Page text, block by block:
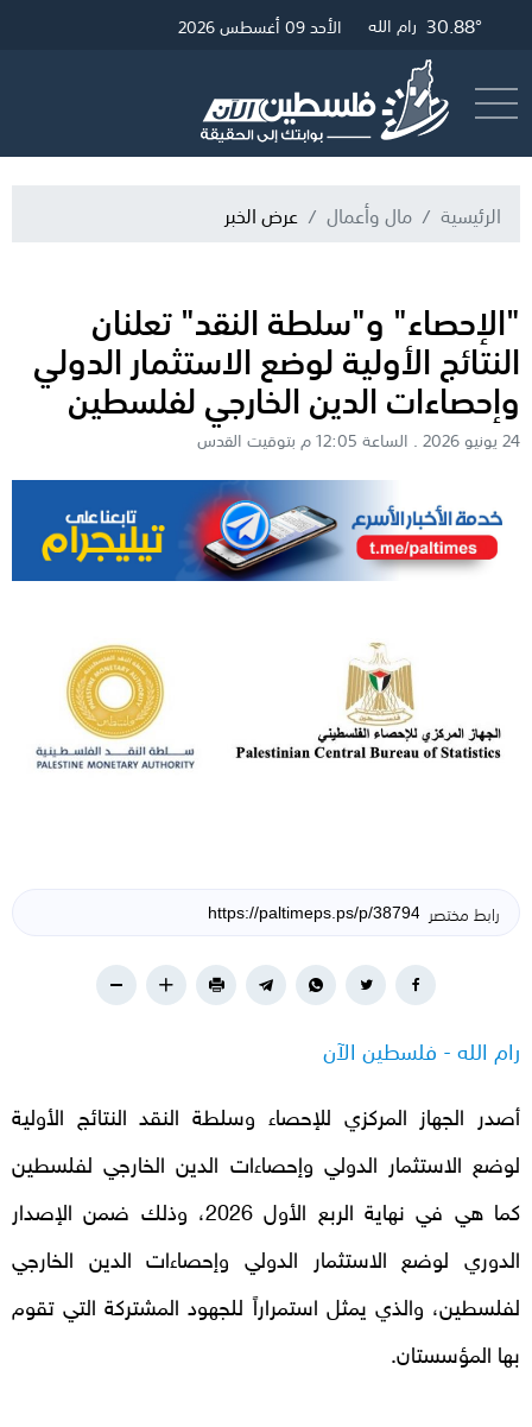
33.25° غزة 31.12° القدس 30.88° رام الله 29.97° الخليل الأحد 09 أغسطس 2026
الرئيسية مال وأعمال عرض الخبر
"الإحصاء" و"سلطة النقد" تعلنان
النتائج الأولية لوضع الاستثمار الدولي
وإحصاءات الدين الخارجي لفلسطين
24 يونيو 2026 . الساعة 12:05 م بتوقيت القدس
رابط مختصر
رام الله - فلسطين الآن
أصدر الجهاز المركزي للإحصاء وسلطة النقد النتائج الأولية
لوضع الاستثمار الدولي وإحصاءات الدين الخارجي لفلسطين
كما هي في نهاية الربع الأول 2026، وذلك ضمن الإصدار
الدوري لوضع الاستثمار الدولي وإحصاءات الدين الخارجي
لفلسطين، والذي يمثل استمراراً للجهود المشتركة التي تقوم
بها المؤسستان.